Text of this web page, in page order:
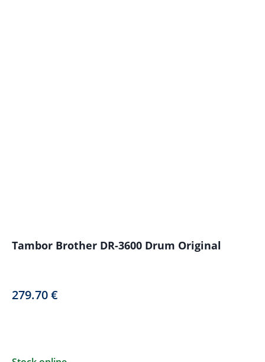
Tambor Brother DR-3600 Drum Original
279.70€